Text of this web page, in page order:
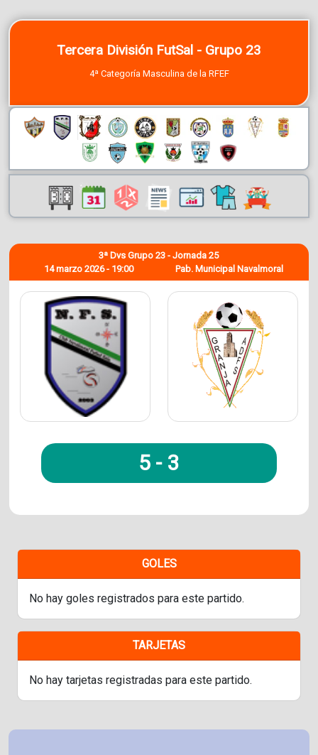
Tercera División FutSal - Grupo 23
4ª Categoría Masculina de la RFEF
14 marzo 2026 - 19:00
3ª Dvs Grupo 23 - Jornada 25
Pab. Municipal Navalmoral
5 - 3
GOLES
No hay goles registrados para este partido.
TARJETAS
No hay tarjetas registradas para este partido.